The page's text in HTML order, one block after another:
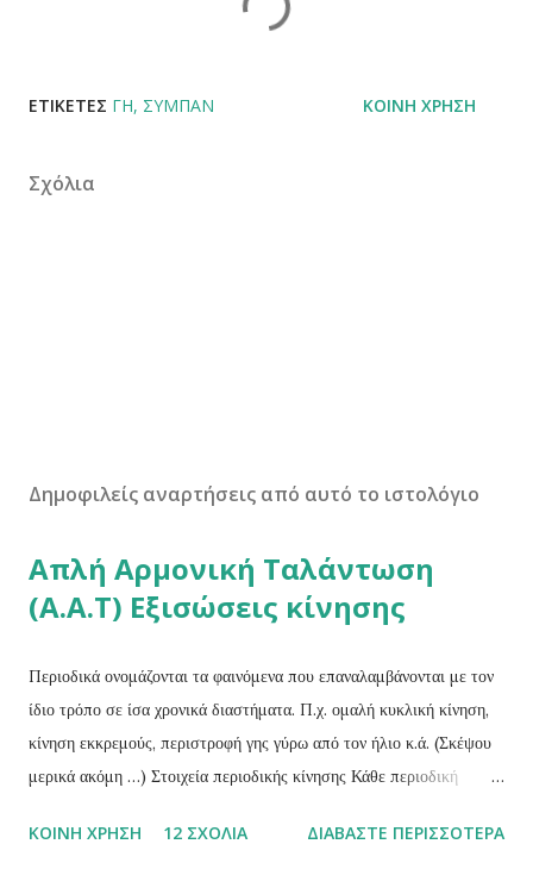
ΕΤΙΚΈΤΕΣ ΓΗ ΣΎΜΠΑΝ ΚΟΙΝΉ ΧΡΉΣΗ
Σχόλια
Δημοφιλείς αναρτήσεις από αυτό το ιστολόγιο
Απλή Αρμονική Ταλάντωση
(Α.Α.Τ) Εξισώσεις κίνησης
Περιοδικά ονομάζονται τα φαινόμενα που επαναλαμβάνονται με τον
ίδιο τρόπο σε ίσα χρονικά διαστήματα. Π.χ. ομαλή κυκλική κίνηση,
κίνηση εκκρεμούς, περιστροφή γης γύρω από τον ήλιο κ.ά. (Σκέψου
μερικά ακόμη …) Στοιχεία περιοδικής κίνησης Κάθε περιοδική
ενός περιοδικού φαινομένου ονομάζεται ο χρόνος που απαιτείται για
ΚΟΙΝΉ ΧΡΉΣΗ 12 ΣΧΌΛΙΑ ΔΙΑΒΆΣΤΕ ΠΕΡΙΣΣΌΤΕΡΑ